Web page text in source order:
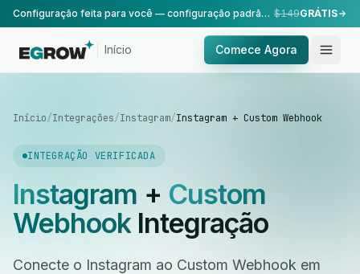
Configuração feita para você — configuração padrão, realizada pela nossa equipe. $149GRÁTIS
Início Comece Agora
Início/Integrações/Instagram/Instagram + Custom Webhook
INTEGRAÇÃO VERIFICADA
Instagram + Custom
WebhookIntegração
Conecte o Instagram ao Custom Webhook em